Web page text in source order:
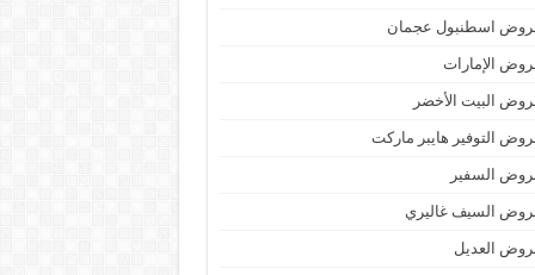
اسطنبول عجمان
الإمارات
البيت الأخضر
التوفير هايبر ماركت
السفير
السيف غاليري
العديل